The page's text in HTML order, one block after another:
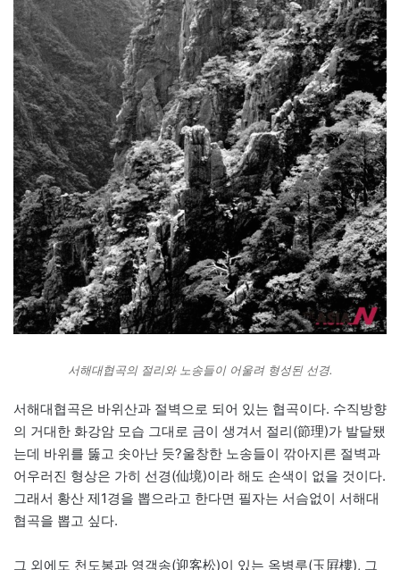
서해대협곡의 절리와 노송들이 어울려 형성된 선경.
서해대협곡은 바위산과 절벽으로 되어 있는 협곡이다. 수직방향
의 거대한 화강암 모습 그대로 금이 생겨서 절리(節理)가 발달됐
는데 바위를 뚫고 솟아난 듯?울창한 노송들이 깎아지른 절벽과
어우러진 형상은 가히 선경(仙境)이라 해도 손색이 없을 것이다.
그래서 황산 제1경을 뽑으라고 한다면 필자는 서슴없이 서해대
협곡을 뽑고 싶다.
그 외에도 천도봉과 영객송(迎客松)이 있는 옥병루(玉屛樓), 그